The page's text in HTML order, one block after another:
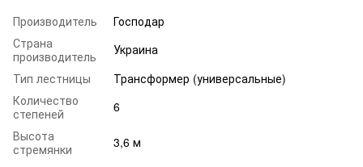
Производитель
Господар
Страна
производитель
Украина
Тип лестницы
Трансформер (универсальные)
Количество
степеней
6
Высота
стремянки
3,6 м